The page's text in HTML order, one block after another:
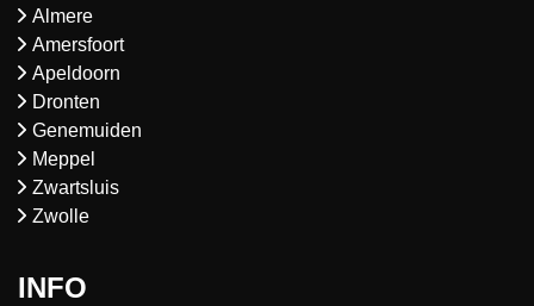
Almere
Amersfoort
Apeldoorn
Dronten
Genemuiden
Meppel
Zwartsluis
Zwolle
INFO